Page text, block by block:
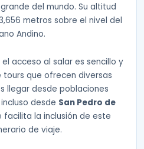
del mundo. Su altitud
metros sobre el nivel del
Andino.
acceso al salar es sencillo y
que ofrecen diversas
llegar desde poblaciones
desde San Pedro de
facilita la inclusión de este
de viaje.